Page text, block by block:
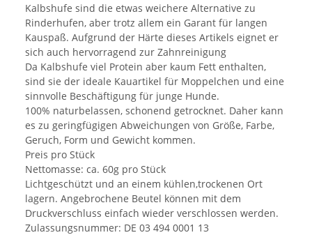
Kalbshufe sind die etwas weichere Alternative zu
Rinderhufen, aber trotz allem ein Garant für langen
Kauspaß. Aufgrund der Härte dieses Artikels eignet er
sich auch hervorragend zur Zahnreinigung
Da Kalbshufe viel Protein aber kaum Fett enthalten,
sind sie der ideale Kauartikel für Moppelchen und eine
sinnvolle Beschäftigung für junge Hunde.
100% naturbelassen, schonend getrocknet. Daher kann
es zu geringfügigen Abweichungen von Größe, Farbe,
Geruch, Form und Gewicht kommen.
Preis pro Stück
Nettomasse: ca. 60g pro Stück
Lichtgeschützt und an einem kühlen,trockenen Ort
lagern. Angebrochene Beutel können mit dem
Druckverschluss einfach wieder verschlossen werden.
Zulassungsnummer: DE 03 494 0001 13